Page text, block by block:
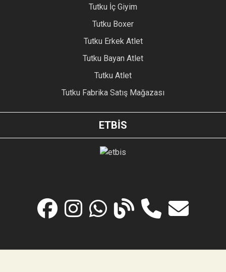
Tutku İç Giyim
Tutku Boxer
Tutku Erkek Atlet
Tutku Bayan Atlet
Tutku Atlet
Tutku Fabrika Satış Mağazası
ETBİS